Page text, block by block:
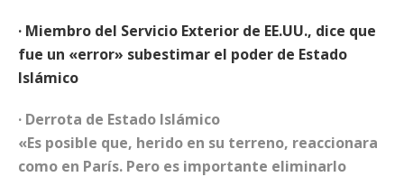
· Miembro del Servicio Exterior de EE.UU., dice que
fue un «error» subestimar el poder de Estado
Islámico
· Derrota de Estado Islámico
«Es posible que, herido en su terreno, reaccionara
como en París. Pero es importante eliminarlo